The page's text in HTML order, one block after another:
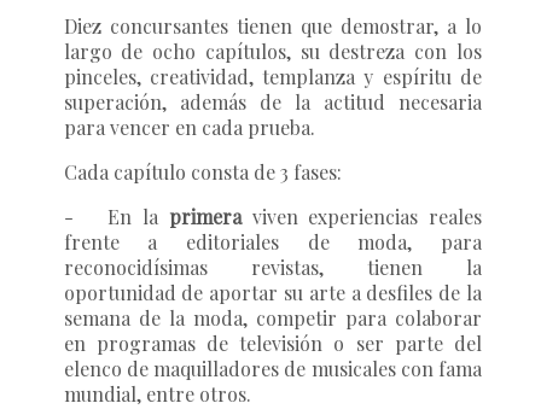
Diez concursantes tienen que demostrar, a lo
largo de ocho capítulos, su destreza con los
pinceles, creatividad, templanza y espíritu de
superación, además de la actitud necesaria
para vencer en cada prueba.
Cada capítulo consta de 3 fases:
-
En la primera viven experiencias reales
frente a editoriales de moda, para
reconocidísimas revistas, tienen la
oportunidad de aportar su arte a desfiles de la
semana de la moda, competir para colaborar
en programas de televisión o ser parte del
elenco de maquilladores de musicales con fama
mundial, entre otros.